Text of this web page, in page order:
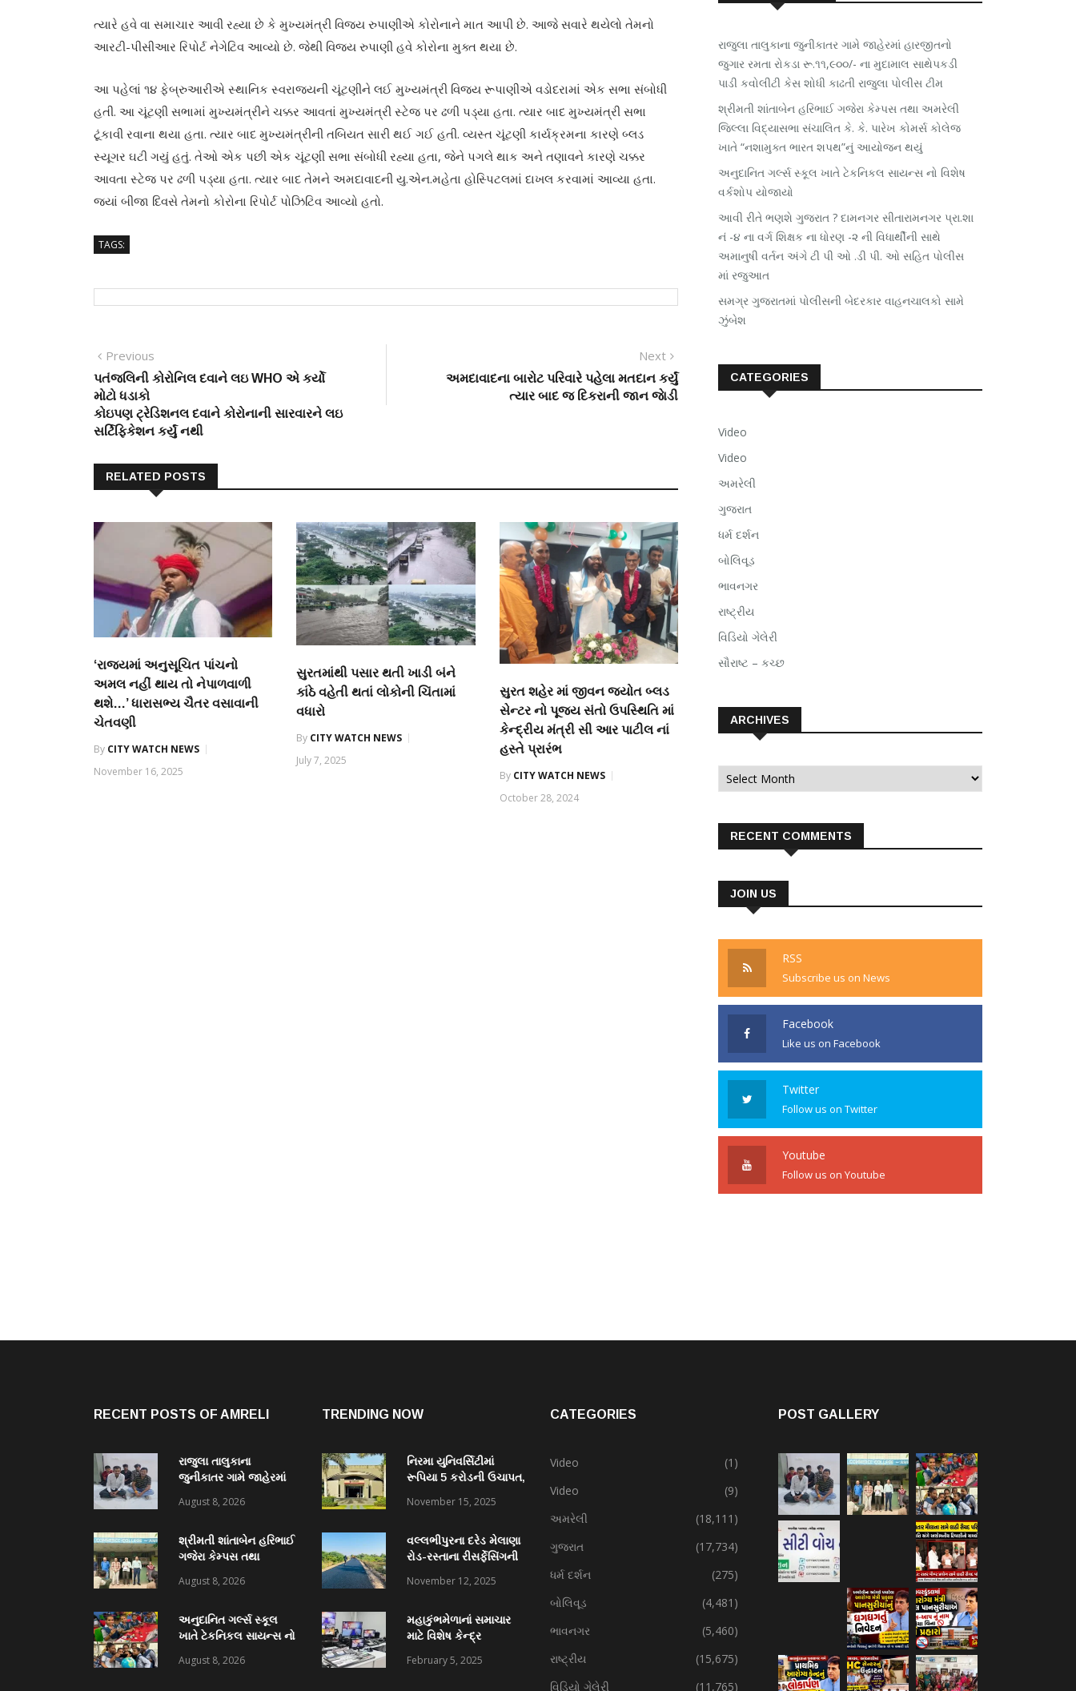
ત્યારે હવે વા સમાચાર આવી રહ્યા છે કે મુખ્યમંત્રી વિજય રુપાણીએ કોરોનાને માત આપી છે. આજે સવારે થયેલો તેમનો
આરટી-પીસીઆર રિપોર્ટ નેગેટિવ આવ્યો છે. જેથી વિજય રુપાણી હવે કોરોના મુક્ત થયા છે.
આ પહેલાં ૧૪ ફેબ્રુઆરીએ સ્થાનિક સ્વરાજ્યની ચૂંટણીને લઈ મુખ્યમંત્રી વિજય રૂપાણીએ વડોદરામાં એક સભા સંબોધી
હતી. આ ચૂંટણી સભામાં મુખ્યમંત્રીને ચક્કર આવતાં મુખ્યમંત્રી સ્ટેજ પર ઢળી પડ્યા હતા. ત્યાર બાદ મુખ્યમંત્રી સભા
ટૂંકાવી રવાના થયા હતા. ત્યાર બાદ મુખ્યમંત્રીની તબિયત સારી થઈ ગઈ હતી. વ્યસ્ત ચૂંટણી કાર્યક્રમના કારણે બ્લડ
સ્યૂગર ઘટી ગયું હતું. તેઓ એક પછી એક ચૂંટણી સભા સંબોધી રહ્યા હતા, જેને પગલે થાક અને તણાવને કારણે ચક્કર
આવતા સ્ટેજ પર ઢળી પડ્યા હતા. ત્યાર બાદ તેમને અમદાવાદની યુ.એન.મહેતા હોસ્પિટલમાં દાખલ કરવામાં આવ્યા હતા.
જ્યાં બીજા દિવસે તેમનો કોરોના રિપોર્ટ પોઝિટિવ આવ્યો હતો.
TAGS:
Post
navigation
Previous
post:
પતંજલિની કોરોનિલ દવાને લઇ WHO એ કર્યો
મોટો ધડાકો
કોઇપણ ટ્રેડિશનલ દવાને કોરોનાની સારવારને લઇ
સર્ટિફિકેશન કર્યું નથી
Next
post:
અમદાવાદના બારોટ પરિવારે પહેલા મતદાન કર્યું
ત્યાર બાદ જ દિકરાની જાન જાેડી
RELATED POSTS
‘રાજ્યમાં અનુસૂચિત પાંચનો
અમલ નહીં થાય તો નેપાળવાળી
થશે…’ ધારાસભ્ય ચૈતર વસાવાની
ચેતવણી
By CITY WATCH NEWS
November 16, 2025
સુરતમાંથી પસાર થતી ખાડી બંને
કાંઠે વહેતી થતાં લોકોની ચિંતામાં
વધારો
By CITY WATCH NEWS
July 7, 2025
સુરત શહેર માં જીવન જ્યોત બ્લડ
સેન્ટર નો પૂજ્ય સંતો ઉપસ્થિતિ માં
કેન્દ્રીય મંત્રી સી આર પાટીલ નાં
હસ્તે પ્રારંભ
By CITY WATCH NEWS
October 28, 2024
રાજુલા તાલુકાના જુનીકાતર ગામે જાહેરમાં હારજીતનો
જુગાર રમતા રોકડા રૂ.૧૧,૯૦૦/- ના મુદામાલ સાથેપકડી
પાડી કવોલીટી કેસ શોધી કાઢતી રાજુલા પોલીસ ટીમ
શ્રીમતી શાંતાબેન હરિભાઈ ગજેરા કેમ્પસ તથા અમરેલી
જિલ્લા વિદ્યાસભા સંચાલિત કે. કે. પારેખ કોમર્સ કોલેજ
ખાતે “નશામુક્ત ભારત શપથ”નું આયોજન થયું
અનુદાનિત ગર્લ્સ સ્કૂલ ખાતે ટેકનિકલ સાયન્સ નો વિશેષ
વર્કશોપ યોજાયો
આવી રીતે ભણશે ગુજરાત ? દામનગર સીતારામનગર પ્રા.શા
નં -૪ ના વર્ગ શિક્ષક ના ધોરણ -૨ ની વિધાર્થીની સાથે
અમાનુષી વર્તન અંગે ટી પી ઓ .ડી પી. ઓ સહિત પોલીસ
માં રજુઆત
સમગ્ર ગુજરાતમાં પોલીસની બેદરકાર વાહનચાલકો સામે
ઝુંબેશ
CATEGORIES
Video
Video
અમરેલી
ગુજરાત
ધર્મ દર્શન
બોલિવૂડ
ભાવનગર
રાષ્ટ્રીય
વિડિયો ગેલેરી
સૌરાષ્ટ – કચ્છ
ARCHIVES
Archives
RECENT COMMENTS
JOIN US
RSS
Subscribe us on News
Facebook
Like us on Facebook
Twitter
Follow us on Twitter
Youtube
Follow us on Youtube
RECENT POSTS OF AMRELI
રાજુલા તાલુકાના
જુનીકાતર ગામે જાહેરમાં
રોકડા રૂ.૧૧,૯૦૦/- ના
કવોલીટી કેસ શોધી કાઢતી
રાજુલા પોલીસ ટીમ
August 8, 2026
શ્રીમતી શાંતાબેન હરિભાઈ
ગજેરા કેમ્પસ તથા
વિદ્યાસભા સંચાલિત કે. કે.
“નશામુક્ત ભારત શપથ”નું
આયોજન થયું
August 8, 2026
અનુદાનિત ગર્લ્સ સ્કૂલ
ખાતે ટેકનિકલ સાયન્સ નો
August 8, 2026
TRENDING NOW
નિરમા યુનિવર્સિટીમાં
રૂપિયા 5 કરોડની ઉચાપત,
ફરિયાદ
November 15, 2025
વલ્લભીપુરના દરેડ મેલાણા
રોડ-રસ્તાના રીસર્ફેસિંગની
November 12, 2025
મહાકુંભમેળાનાં સમાચાર
માટે વિશેષ કેન્દ્ર
February 5, 2025
CATEGORIES
Video
(1)
Video
(9)
અમરેલી
(18,111)
ગુજરાત
(17,734)
ધર્મ દર્શન
(275)
બોલિવૂડ
(4,481)
ભાવનગર
(5,460)
રાષ્ટ્રીય
(15,675)
વિડિયો ગેલેરી
(11,765)
POST GALLERY